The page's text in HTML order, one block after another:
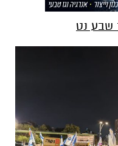
שבע נט